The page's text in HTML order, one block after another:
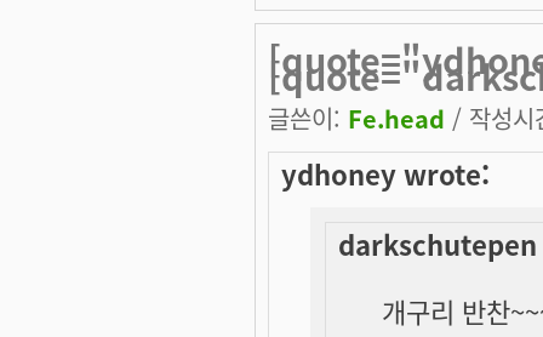
글쓴이: Fe.head / 작성
ydhoney wrote:
개구리 반찬